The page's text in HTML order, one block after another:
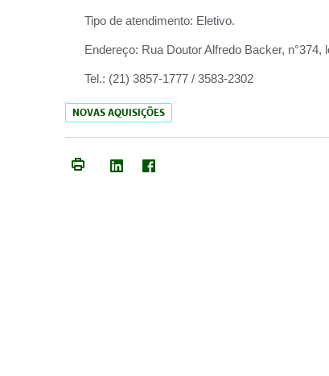
Tipo de atendimento: Eletivo.
Endereço: Rua Doutor Alfredo Backer,
Tel.: (21) 3857-1777 / 3583-2302
NOVAS AQUISIÇÕES